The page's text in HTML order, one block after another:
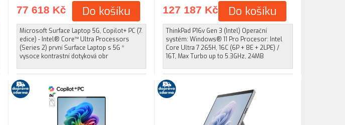
77 618 Kč Do košíku
Microsoft Surface Laptop 5G, Copilot+ PC (7.
edice) - Intel® Core™ Ultra Processors
(Series 2) první Surface Laptop s 5G *
vysoce kontrastní dotyková obr
127 187 Kč Do košíku
ThinkPad P16v Gen 3 (Intel) Operační
systém: Windows® 11 Pro Procesor: Intel
Core Ultra 7 265H, 16C (6P + 8E + 2LPE) /
16T, Max Turbo up to 5.3GHz, 24MB